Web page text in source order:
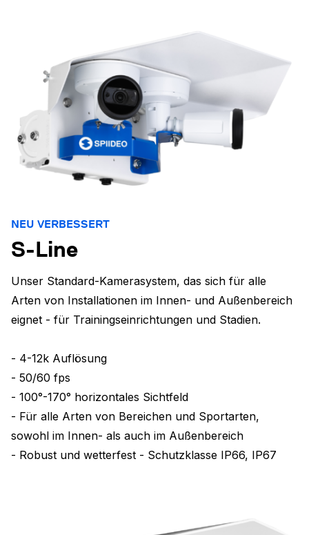
NEU VERBESSERT
S-Line
Unser Standard-Kamerasystem, das sich für alle
Arten von Installationen im Innen- und Außenbereich
eignet - für Trainingseinrichtungen und Stadien.
- 4-12k Auflösung
- 50/60 fps
- 100°-170° horizontales Sichtfeld
- Für alle Arten von Bereichen und Sportarten,
sowohl im Innen- als auch im Außenbereich
- Robust und wetterfest - Schutzklasse IP66, IP67